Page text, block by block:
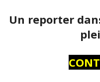
Un reporter